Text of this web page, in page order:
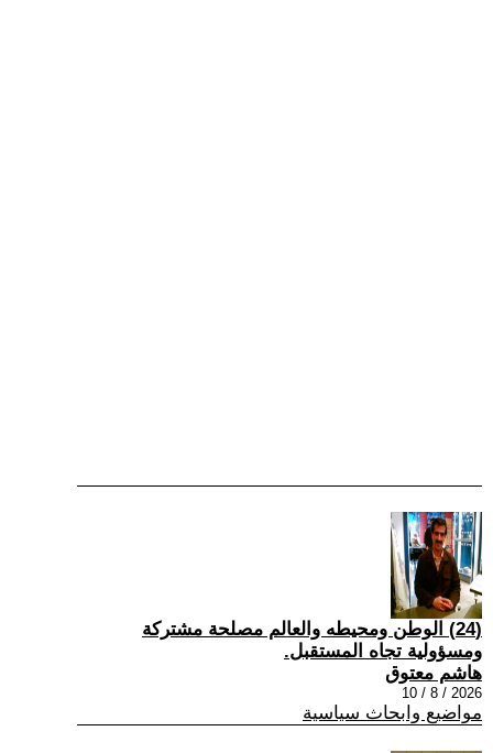
(24) الوطن ومحيطه والعالم مصلحة مشتركة
ومسؤولية تجاه المستقبل.
هاشم معتوق
2026 / 8 / 10
مواضيع وابحاث سياسية